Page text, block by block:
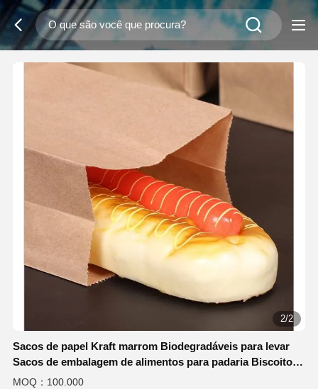
2/2
Sacos de papel Kraft marrom Biodegradáveis para levar
Sacos de embalagem de alimentos para padaria Biscoitos
Snacks Sandwiches
MOQ：100.000